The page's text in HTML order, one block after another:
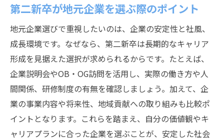
静岡市で新しい職種にチャレンジする方法
静岡市で働きやすい職場を見極める方法
第二新卒が重視したい働きやすさの条件
職場の雰囲気や社風を見抜くチェックポイ
ント
残業や休日制度を確認するための質問例
ワークライフバランスを実現できる職場探
し
第二新卒が地元企業を選ぶ際のポイント
地元企業選びで重視したいのは、企業の安定性と社風、
成長環境です。なぜなら、第二新卒は長期的なキャリア
形成を見据えた選択が求められるからです。たとえば、
企業説明会やOB・OG訪問を活用し、実際の働き方や人
間関係、研修制度の有無を確認しましょう。加えて、企
業の事業内容や将来性、地域貢献への取り組みも比較ポ
イントとなります。これらを踏まえ、自分の価値観やキ
ャリアプランに合った企業を選ぶことが、安定した社会